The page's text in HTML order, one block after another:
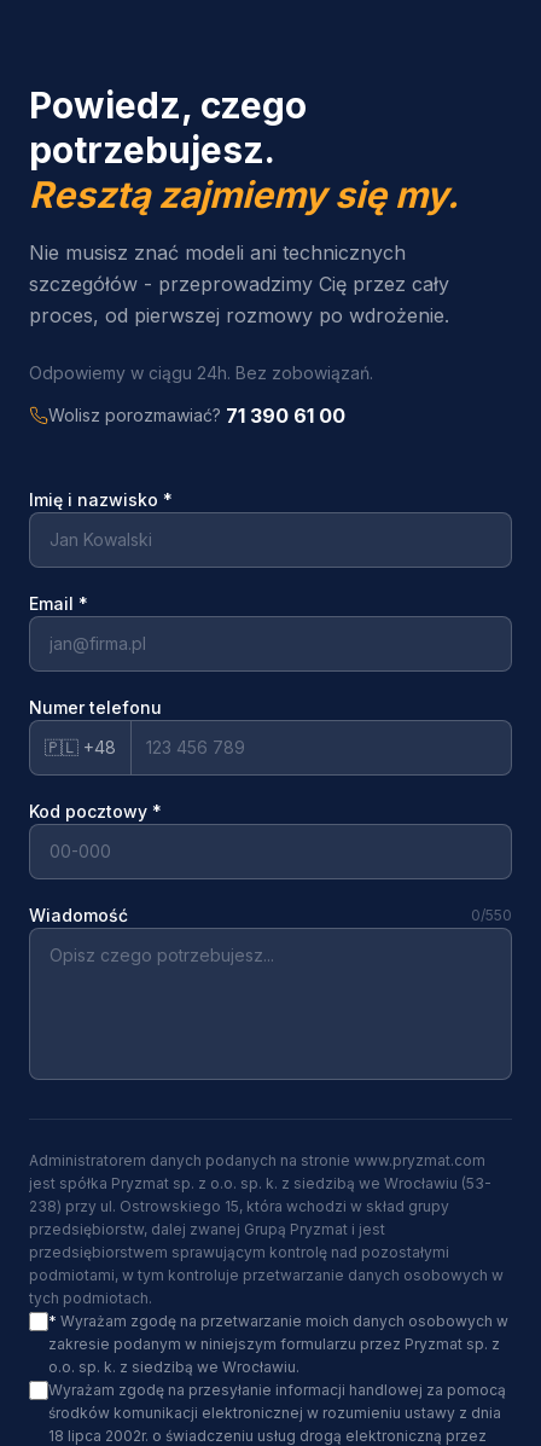
Powiedz, czego
potrzebujesz.
Resztą zajmiemy się my.
Nie musisz znać modeli ani technicznych
szczegółów - przeprowadzimy Cię przez cały
proces, od pierwszej rozmowy po wdrożenie.
Odpowiemy w ciągu 24h. Bez zobowiązań.
Wolisz porozmawiać? 71 390 61 00
Imię i nazwisko *
Email *
Numer telefonu
🇵🇱 +48
Kod pocztowy *
Wiadomość 0/550
Administratorem danych podanych na stronie www.pryzmat.com
jest spółka Pryzmat sp. z o.o. sp. k. z siedzibą we Wrocławiu (53-
238) przy ul. Ostrowskiego 15, która wchodzi w skład grupy
przedsiębiorstw, dalej zwanej Grupą Pryzmat i jest
przedsiębiorstwem sprawującym kontrolę nad pozostałymi
podmiotami, w tym kontroluje przetwarzanie danych osobowych w
tych podmiotach.
* Wyrażam zgodę na przetwarzanie moich danych osobowych w
zakresie podanym w niniejszym formularzu przez Pryzmat sp. z
o.o. sp. k. z siedzibą we Wrocławiu.
Wyrażam zgodę na przesyłanie informacji handlowej za pomocą
środków komunikacji elektronicznej w rozumieniu ustawy z dnia
18 lipca 2002r. o świadczeniu usług drogą elektroniczną przez